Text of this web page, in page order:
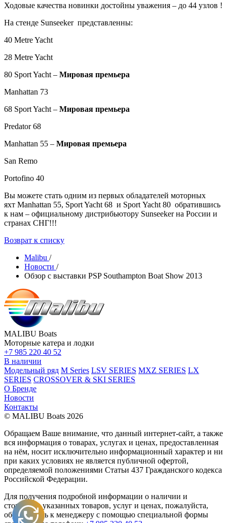
Ходовые качества новинки достойны уважения – до 44 узлов !
На стенде Sunseeker представленны:
40 Metre Yacht
28 Metre Yacht
80 Sport Yacht – Мировая премьера
Manhattan 73
68 Sport Yacht – Мировая премьера
Predator 68
Manhattan 55 – Мировая премьера
San Remo
Portofino 40
Вы можете стать одним из первых обладателей моторных
яхт Manhattan 55, Sport Yacht 68 и Sport Yacht 80 обратившись
к нам – официальному дистрибьютору Sunseeker на России и
странах СНГ!!!
Возврат к списку
Malibu /
Новости /
Обзор с выставки PSP Southampton Boat Show 2013
MALIBU Boats
Моторные катера и лодки
+7 985 220 40 52
В наличии
Модельный ряд M Series LSV SERIES MXZ SERIES LX
SERIES CROSSOVER & SKI SERIES
О Бренде
Новости
Контакты
© MALIBU Boats 2026
Обращаем Ваше внимание, что данный интернет-сайт, а также
вся информация о товарах, услугах и ценах, предоставленная
на нём, носит исключительно информационный характер и ни
при каких условиях не является публичной офертой,
определяемой положениями Статьи 437 Гражданского кодекса
Российской Федерации.
Для получения подробной информации о наличии и
стоимости указанных товаров, услуг и ценах, пожалуйста,
обращайтесь к менеджеру с помощью специальной формы